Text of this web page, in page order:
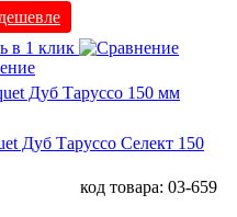
в 1 клик
Дуб Таруссо Селект 150
код товара: 03-659